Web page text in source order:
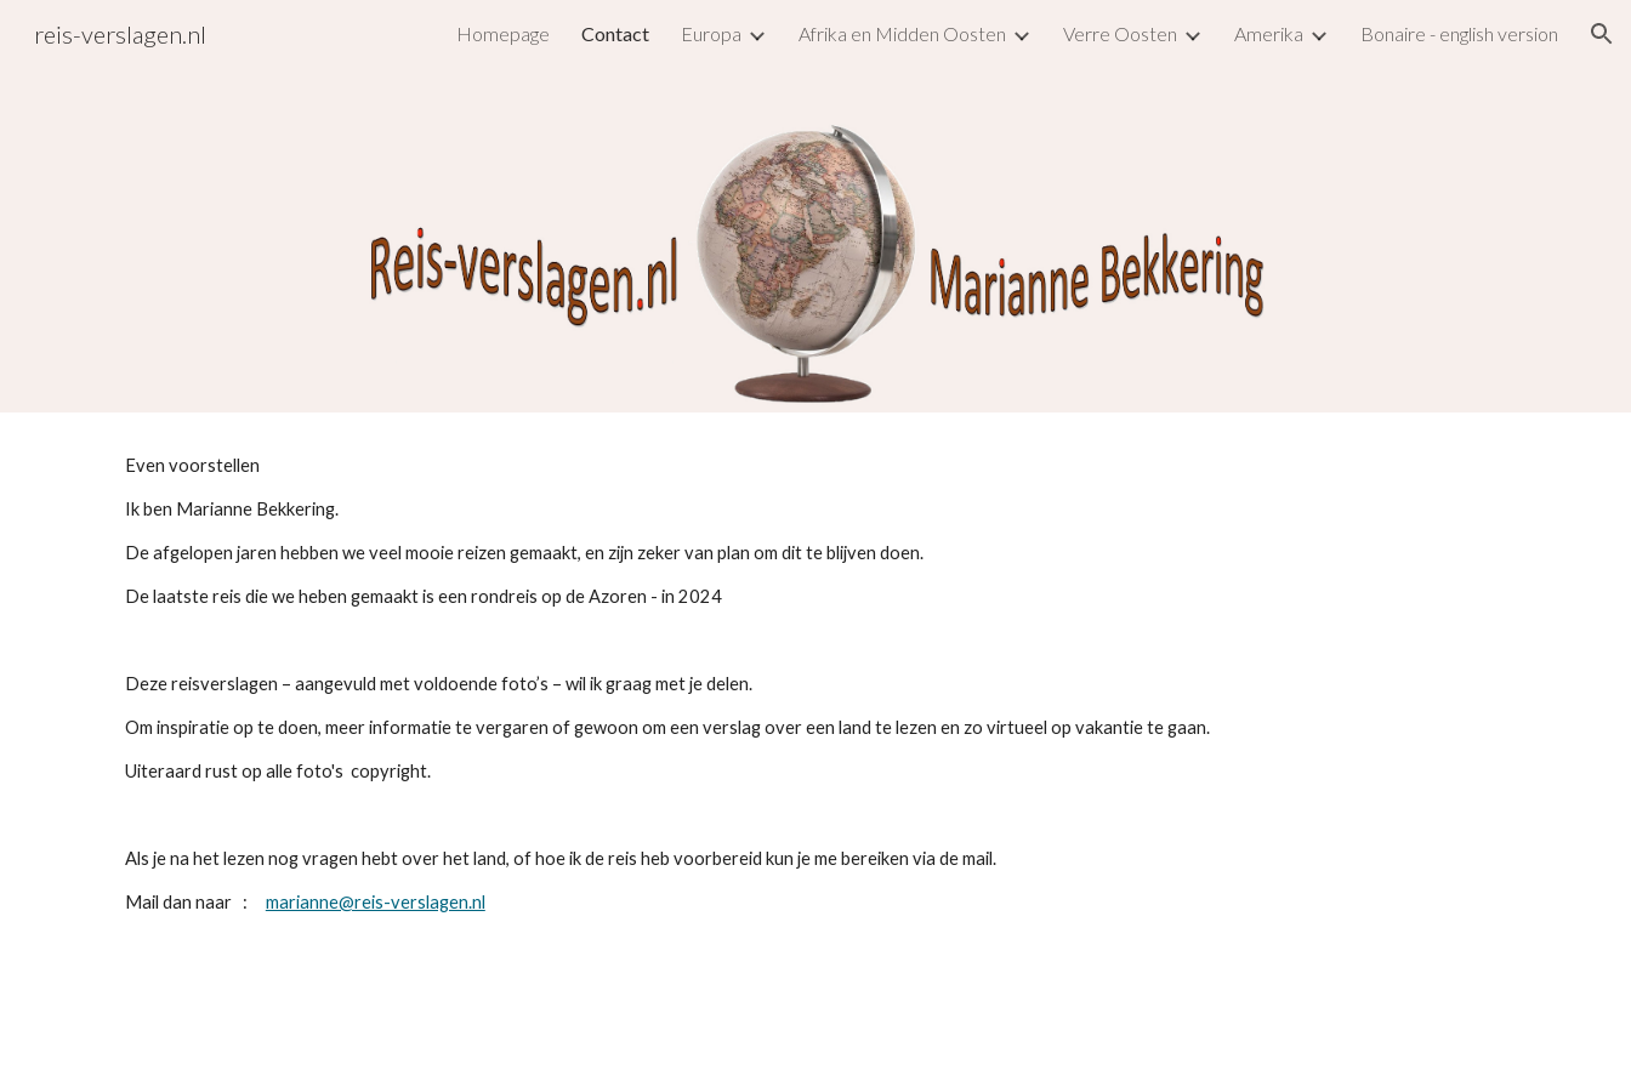
Skip to main content Skip to navigation
reis-verslagen.nl Homepage Contact Europa Afrika en Midden Oosten Verre Oosten Amerika Bonaire - english version
Even voorstellen
Ik ben Marianne Bekkering.
De afgelopen jaren hebben we veel mooie reizen gemaakt, en zijn zeker van plan om dit te blijven doen.
De laatste reis die we heben gemaakt is een rondreis op de Azoren - in 2024
Deze reisverslagen – aangevuld met voldoende foto’s – wil ik graag met je delen.
Om inspiratie op te doen, meer informatie te vergaren of gewoon om een verslag over een land te lezen en zo virtueel op vakantie te gaan.
Uiteraard rust op alle foto's copyright.
Als je na het lezen nog vragen hebt over het land, of hoe ik de reis heb voorbereid kun je me bereiken via de mail.
Mail dan naar : marianne@reis-verslagen.nl